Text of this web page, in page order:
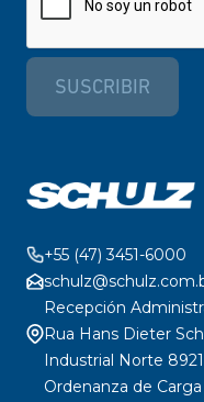
SUSCRIBIR
+55 (47) 3451-6000
Recepción
Rua Hans Dieter
Industrial Norte
Ordenanza de Carga